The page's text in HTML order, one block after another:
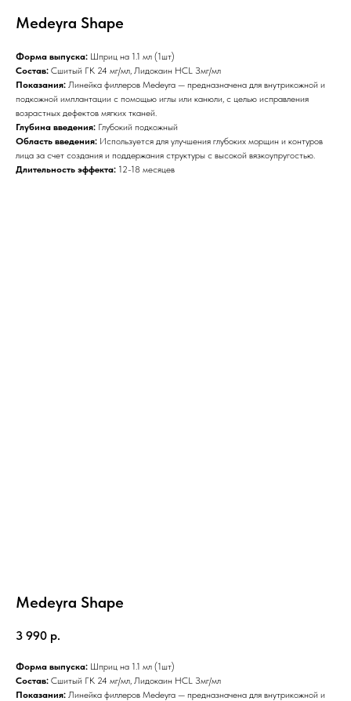
Medeyra Shape
Форма выпуска: Шприц на 1.1 мл (1шт)
Состав: Сшитый ГК 24 мг/мл, Лидокаин HCL Змг/мл
Показания: Линейка филлеров Medeyra — предназначена для внутрикожной и
подкожной имплантации с помощью иглы или канюли, с целью исправления
возрастных дефектов мягких тканей.
Глубина введения: Глубокий подкожный
Область введения: Используется для улучшения глубоких морщин и контуров
лица за счет создания и поддержания структуры с высокой вязкоупругостью.
Длительность эффекта: 12-18 месяцев
Medeyra Shape
3 990 р.
Форма выпуска: Шприц на 1.1 мл (1шт)
Состав: Сшитый ГК 24 мг/мл, Лидокаин HCL Змг/мл
Показания: Линейка филлеров Medeyra — предназначена для внутрикожной и